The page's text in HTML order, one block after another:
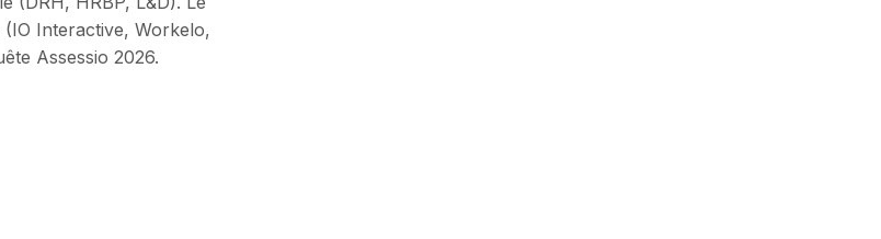
Interactive, Workelo,
Assessio 2026.